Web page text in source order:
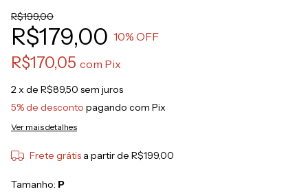
R$199,00
R$179,00 10% OFF
R$170,05 com Pix
2x de R$89,50 sem juros
5% de desconto pagando com Pix
Ver mais detalhes
Frete grátis a partir de R$199,00
Tamanho: P